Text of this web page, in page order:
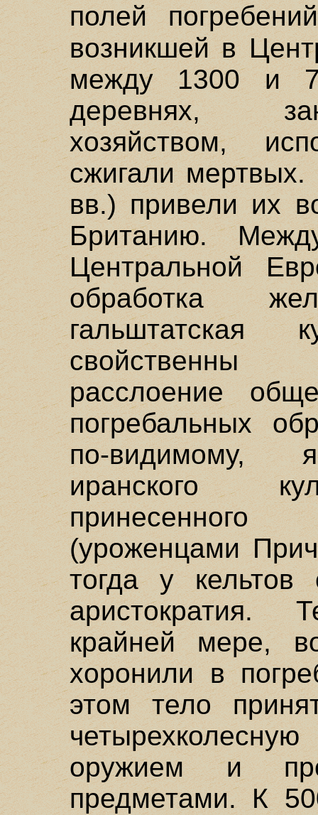
полей
возникшей в
между 1300 и
деревнях,
хозяйством,
сжигали
вв.) привели их
Британию.
Центральной
обработка
свойственны
расслоение
погребальных
по-видимому,
иранского
(уроженцами
тогда у кельтов
аристократия.
крайней мере,
хоронили в
этом тело
оружием и
предметами. К